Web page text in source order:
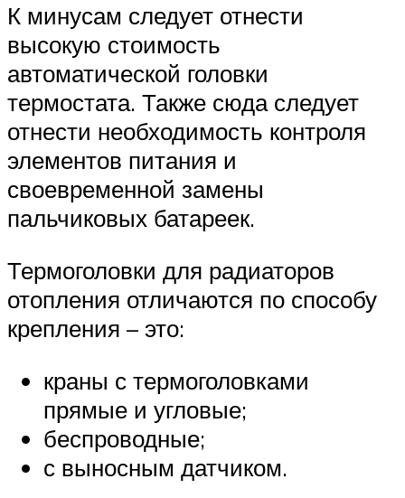
К минусам следует отнести
высокую стоимость
автоматической головки
термостата. Также сюда следует
отнести необходимость контроля
элементов питания и
своевременной замены
пальчиковых батареек.
Термоголовки для радиаторов
отопления отличаются по способу
крепления – это:
краны с термоголовками
прямые и угловые;
беспроводные;
с выносным датчиком.